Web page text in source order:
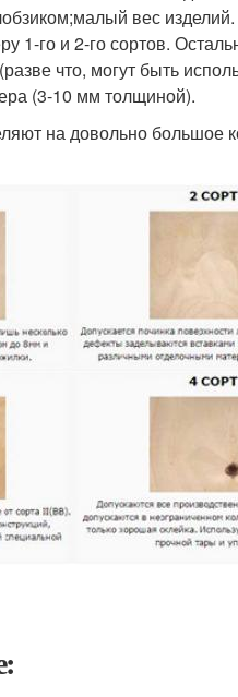
вес изделий.
1-го и 2-го сортов.
что, могут быть
(3-10 мм толщиной).
на довольно большое